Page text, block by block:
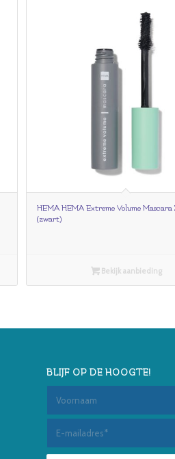
HEMA HEMA Extreme Volume
(zwart)
Bekijk aanbieding
BLIJF OP DE HOOGTE!